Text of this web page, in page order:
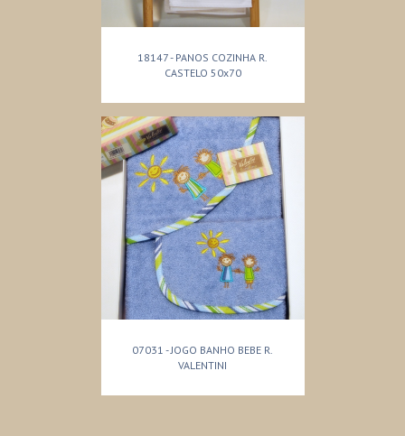
18147 - PANOS COZINHA R.
CASTELO 50x70
07031 - JOGO BANHO BEBE R.
VALENTINI